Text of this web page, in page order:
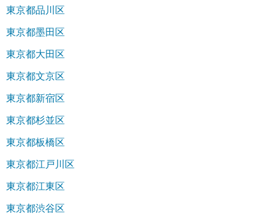
東京都品川区
東京都墨田区
東京都大田区
東京都文京区
東京都新宿区
東京都杉並区
東京都板橋区
東京都江戸川区
東京都江東区
東京都渋谷区